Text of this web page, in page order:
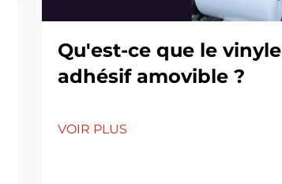
Qu'est-ce que le vinyle
adhésif amovible ?
VOIR PLUS